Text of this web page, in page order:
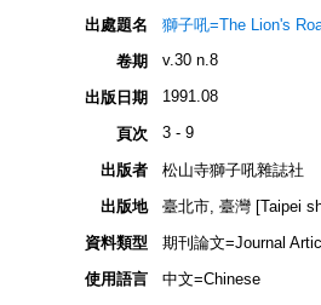
出處題名
獅子吼=The Lion's
卷期
v.30 n.8
出版日期 1991.08
頁次 3 - 9
出版者
松山寺獅子吼雜誌社
出版地
臺北市, 臺灣 [Taipei
資料類型
期刊論文=Journal
使用語言
中文=Chinese